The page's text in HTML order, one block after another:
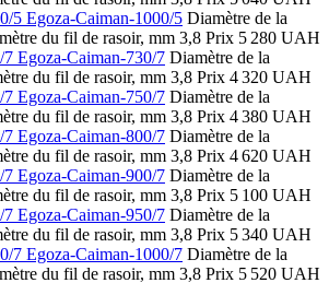
Egoza-Caiman-1000/5 Diamètre de la
du fil de rasoir, mm 3,8 Prix 5 280 UAH
Egoza-Caiman-730/7 Diamètre de la
du fil de rasoir, mm 3,8 Prix 4 320 UAH
Egoza-Caiman-750/7 Diamètre de la
du fil de rasoir, mm 3,8 Prix 4 380 UAH
Egoza-Caiman-800/7 Diamètre de la
du fil de rasoir, mm 3,8 Prix 4 620 UAH
Egoza-Caiman-900/7 Diamètre de la
du fil de rasoir, mm 3,8 Prix 5 100 UAH
Egoza-Caiman-950/7 Diamètre de la
du fil de rasoir, mm 3,8 Prix 5 340 UAH
Egoza-Caiman-1000/7 Diamètre de la
du fil de rasoir, mm 3,8 Prix 5 520 UAH